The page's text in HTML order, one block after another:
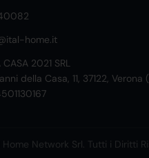
home.it
CASA 2021 SRL
della Casa, 11, 37122, Verona
Network Srl. Tutti i Diritti